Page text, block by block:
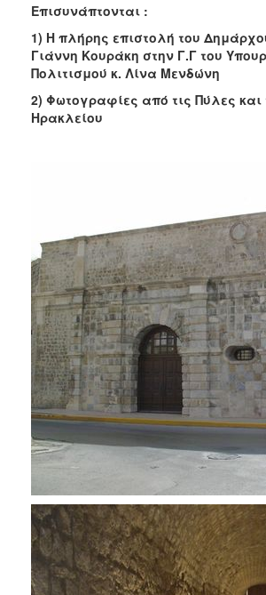
Επισυνάπτονται :
1) Η πλήρης επιστολή του
Γιάννη Κουράκη στην Γ.Γ του
Πολιτισμού κ. Λίνα Μενδώνη
2) Φωτογραφίες από τις Πύλες και
Ηρακλείου